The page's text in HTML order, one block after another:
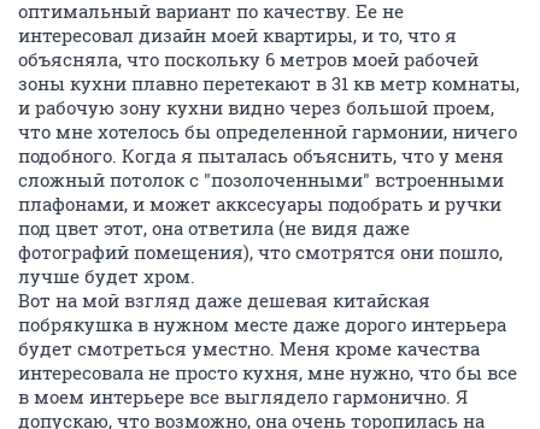
оптимальный вариант по качеству. Ее не
интересовал дизайн моей квартиры, и то, что я
объясняла, что поскольку 6 метров моей рабочей
зоны кухни плавно перетекают в 31 кв метр комнаты,
и рабочую зону кухни видно через большой проем,
что мне хотелось бы определенной гармонии, ничего
подобного. Когда я пыталась объяснить, что у меня
сложный потолок с "позолоченными" встроенными
плафонами, и может акксесуары подобрать и ручки
под цвет этот, она ответила (не видя даже
фотографий помещения), что смотрятся они пошло,
лучше будет хром.
Вот на мой взгляд даже дешевая китайская
побрякушка в нужном месте даже дорого интерьера
будет смотреться уместно. Меня кроме качества
интересовала не просто кухня, мне нужно, что бы все
в моем интерьере все выглядело гармонично. Я
допускаю, что возможно, она очень торопилась на